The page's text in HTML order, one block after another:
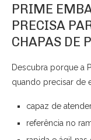
PRIME
PRECISA
CHAPAS DE
Descubra porque a
quando precisar de
capaz de
referência no